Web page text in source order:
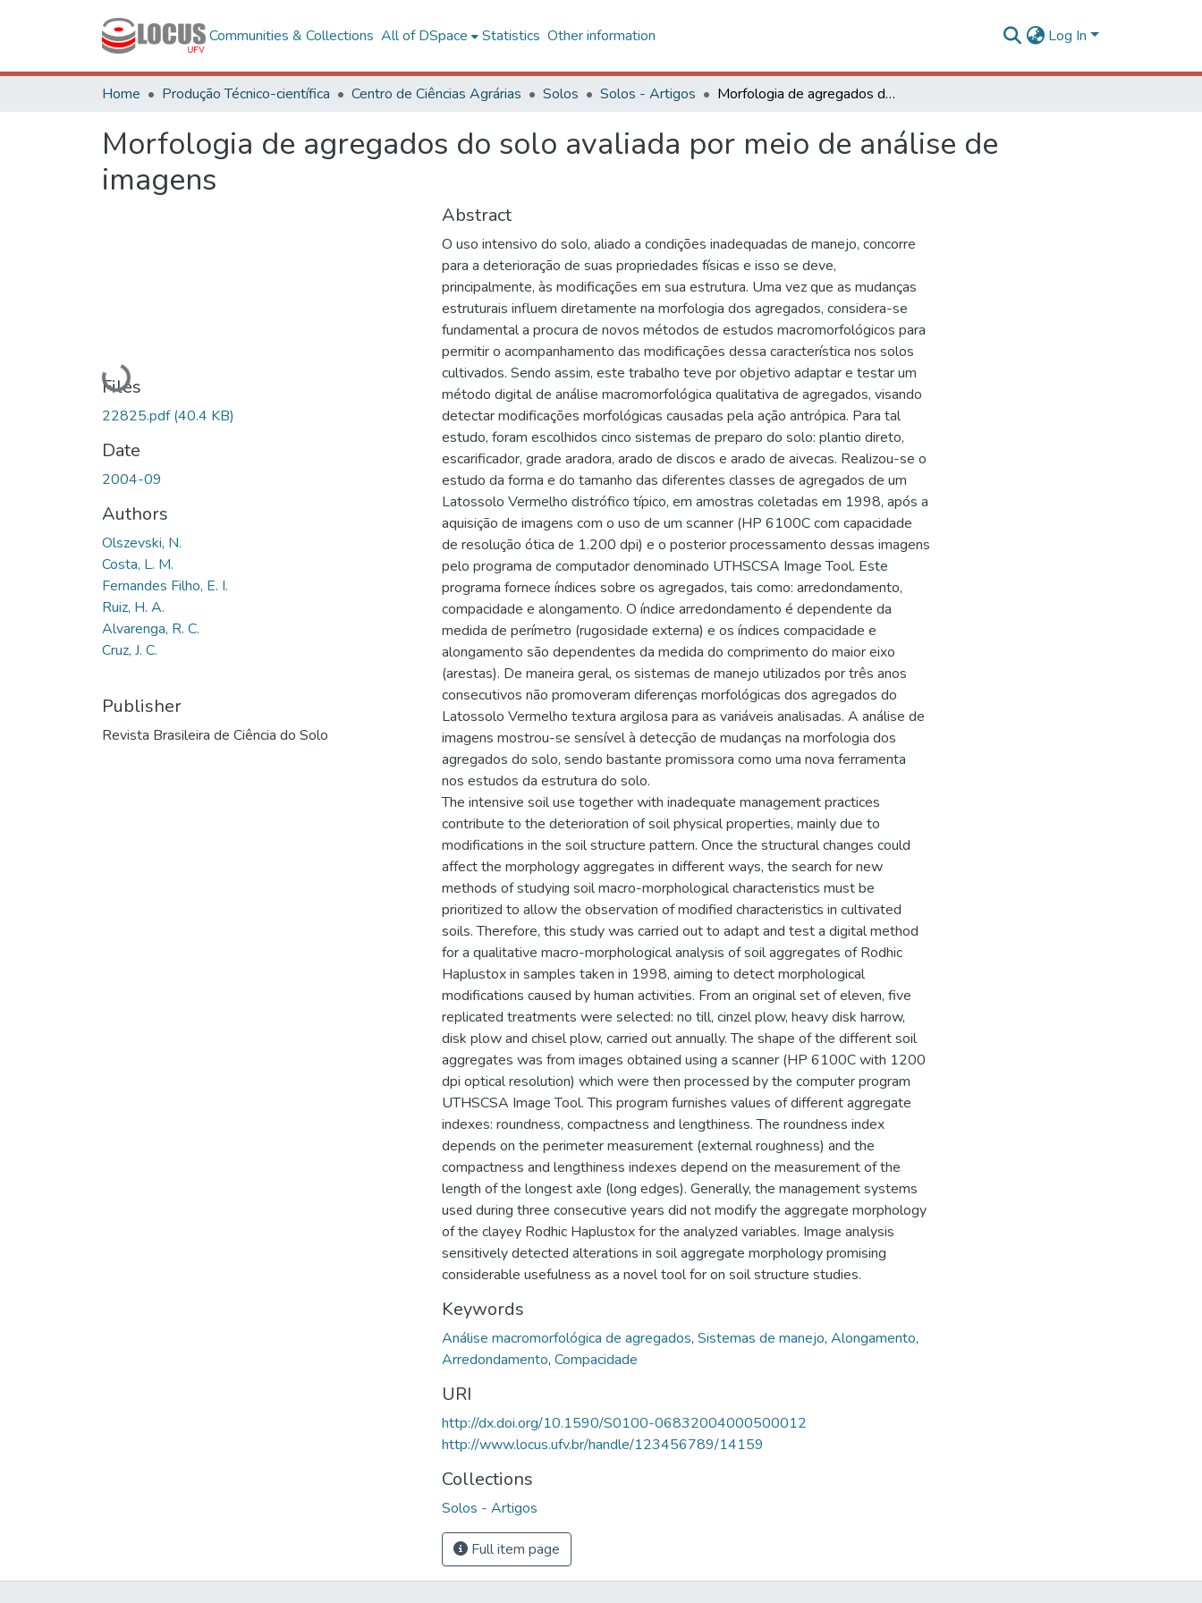
Communities & Collections All of DSpace Statistics Other information Log In
Home Produção Técnico-científica Centro de Ciências Agrárias Solos Solos - Artigos Morfologia de agregados do solo avaliada por meio de análise de imagens
Morfologia de agregados do solo avaliada por meio de análise de
imagens
Loading...
Files
22825.pdf(40.4 KB)
Date
2004-09
Authors
Olszevski, N.
Costa, L. M.
Fernandes Filho, E. I.
Ruiz, H. A.
Alvarenga, R. C.
Cruz, J. C.
Publisher
Revista Brasileira de Ciência do Solo
Abstract
O uso intensivo do solo, aliado a condições inadequadas de manejo, concorre
para a deterioração de suas propriedades físicas e isso se deve,
principalmente, às modificações em sua estrutura. Uma vez que as mudanças
estruturais influem diretamente na morfologia dos agregados, considera-se
fundamental a procura de novos métodos de estudos macromorfológicos para
permitir o acompanhamento das modificações dessa característica nos solos
cultivados. Sendo assim, este trabalho teve por objetivo adaptar e testar um
método digital de análise macromorfológica qualitativa de agregados, visando
detectar modificações morfológicas causadas pela ação antrópica. Para tal
estudo, foram escolhidos cinco sistemas de preparo do solo: plantio direto,
escarificador, grade aradora, arado de discos e arado de aivecas. Realizou-se o
estudo da forma e do tamanho das diferentes classes de agregados de um
Latossolo Vermelho distrófico típico, em amostras coletadas em 1998, após a
aquisição de imagens com o uso de um scanner (HP 6100C com capacidade
de resolução ótica de 1.200 dpi) e o posterior processamento dessas imagens
pelo programa de computador denominado UTHSCSA Image Tool. Este
programa fornece índices sobre os agregados, tais como: arredondamento,
compacidade e alongamento. O índice arredondamento é dependente da
medida de perímetro (rugosidade externa) e os índices compacidade e
alongamento são dependentes da medida do comprimento do maior eixo
(arestas). De maneira geral, os sistemas de manejo utilizados por três anos
consecutivos não promoveram diferenças morfológicas dos agregados do
Latossolo Vermelho textura argilosa para as variáveis analisadas. A análise de
imagens mostrou-se sensível à detecção de mudanças na morfologia dos
agregados do solo, sendo bastante promissora como uma nova ferramenta
nos estudos da estrutura do solo.
The intensive soil use together with inadequate management practices
contribute to the deterioration of soil physical properties, mainly due to
modifications in the soil structure pattern. Once the structural changes could
affect the morphology aggregates in different ways, the search for new
methods of studying soil macro-morphological characteristics must be
prioritized to allow the observation of modified characteristics in cultivated
soils. Therefore, this study was carried out to adapt and test a digital method
for a qualitative macro-morphological analysis of soil aggregates of Rodhic
Haplustox in samples taken in 1998, aiming to detect morphological
modifications caused by human activities. From an original set of eleven, five
replicated treatments were selected: no till, cinzel plow, heavy disk harrow,
disk plow and chisel plow, carried out annually. The shape of the different soil
aggregates was from images obtained using a scanner (HP 6100C with 1200
dpi optical resolution) which were then processed by the computer program
UTHSCSA Image Tool. This program furnishes values of different aggregate
indexes: roundness, compactness and lengthiness. The roundness index
depends on the perimeter measurement (external roughness) and the
compactness and lengthiness indexes depend on the measurement of the
length of the longest axle (long edges). Generally, the management systems
used during three consecutive years did not modify the aggregate morphology
of the clayey Rodhic Haplustox for the analyzed variables. Image analysis
sensitively detected alterations in soil aggregate morphology promising
considerable usefulness as a novel tool for on soil structure studies.
Keywords
Análise macromorfológica de agregados, Sistemas de manejo, Alongamento,
Arredondamento, Compacidade
URI
http://dx.doi.org/10.1590/S0100-06832004000500012
http://www.locus.ufv.br/handle/123456789/14159
Collections
Solos - Artigos
Full item page